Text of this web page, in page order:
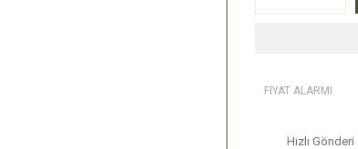
FİYAT ALARMI
Hızlı Gönderi